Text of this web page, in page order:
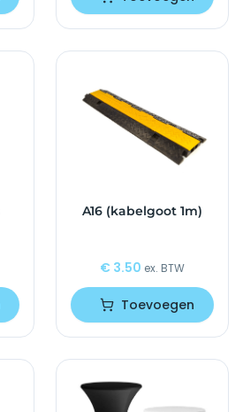
A16 (kabelgoot 1m)
€ 3.50 ex. BTW
Toevoegen